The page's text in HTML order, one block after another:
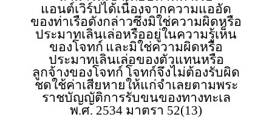
แอนต์เวิร์ปได้เนื่องจากความแออัด
ของท่าเรือดังกล่าวซึ่งมิใช่ความผิดหรือ
ประมาทเลินเล่อหรืออยู่ในความรู้เห็น
ของโจทก์ และมิใช่ความผิดหรือ
ประมาทเลินเล่อของตัวแทนหรือ
ลูกจ้างของโจทก์ โจทก์จึงไม่ต้องรับผิด
ชดใช้ค่าเสียหายให้แก่จำเลยตามพระ
ราชบัญญัติการรับขนของทางทะเล
พ.ศ. 2534 มาตรา 52(13)